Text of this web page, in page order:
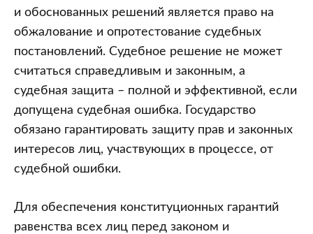
и обоснованных решений является право на
обжалование и опротестование судебных
постановлений. Судебное решение не может
считаться справедливым и законным, а
судебная защита – полной и эффективной, если
допущена судебная ошибка. Государство
обязано гарантировать защиту прав и законных
интересов лиц, участвующих в процессе, от
судебной ошибки.
Для обеспечения конституционных гарантий
равенства всех лиц перед законом и